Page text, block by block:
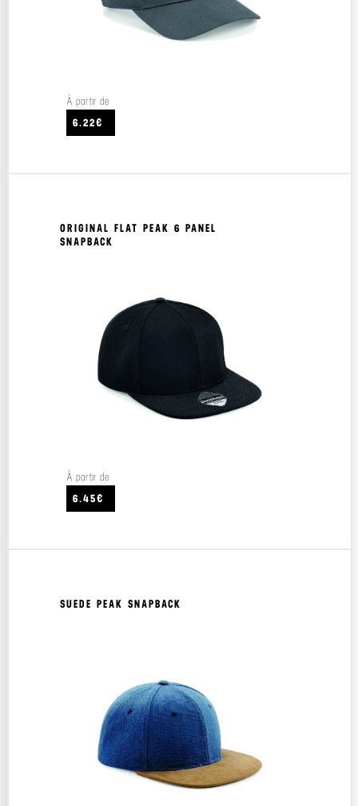
À partir de
6.22€
ORIGINAL FLAT PEAK 6 PANEL
SNAPBACK
À partir de
6.45€
SUEDE PEAK SNAPBACK